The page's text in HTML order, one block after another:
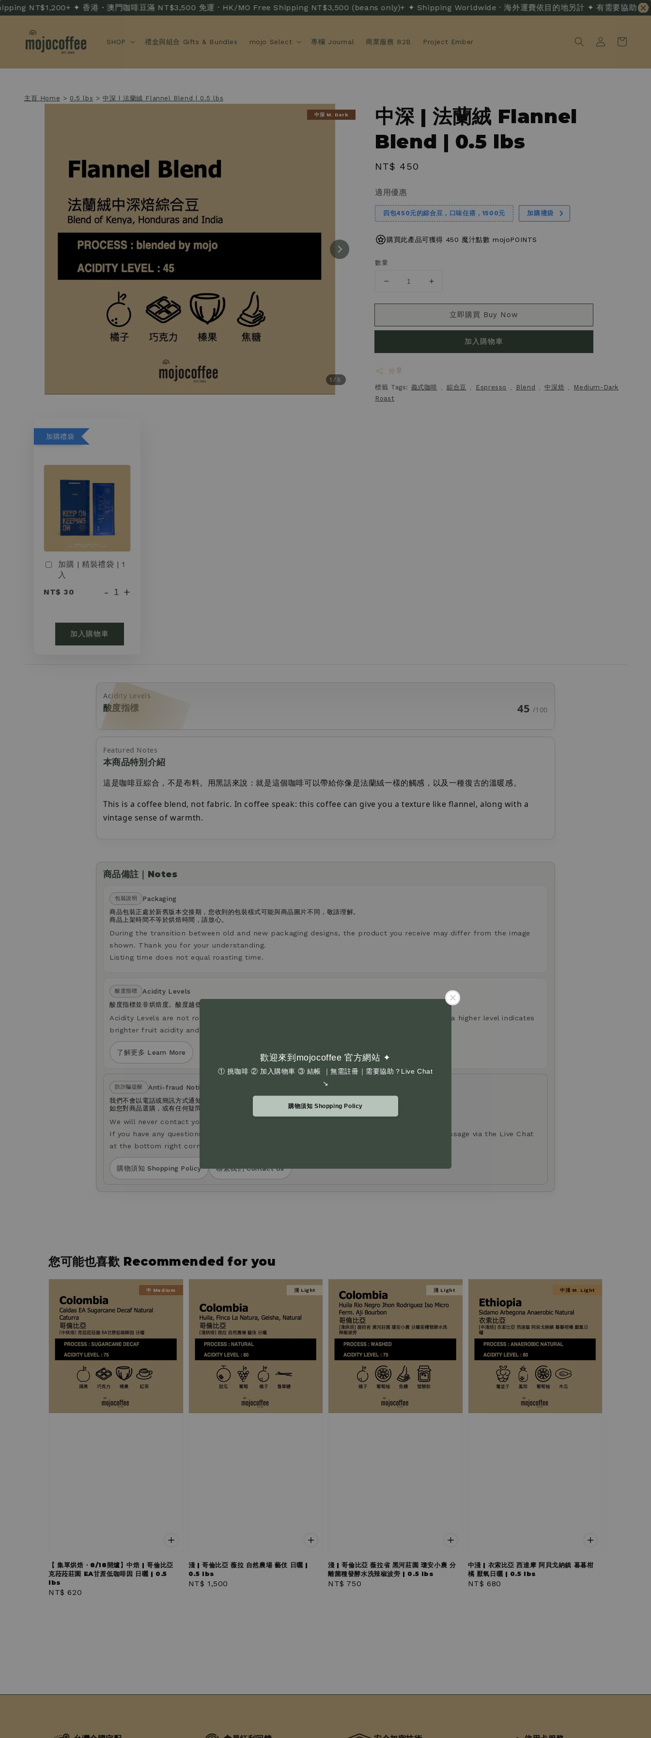
NT$1,200+ ✦ 香港・澳門咖啡豆滿 NT$3,500 免運 · HK/MO Free Shipping NT$3,500 (beans only)+ ✦ Shipping Worldwide · 海外運費依目的地另計 ✦ 有需要協助？ ·
歡迎來到mojocoffee 官方網站 ✦
① 挑咖啡 ② 加入購物車 ③ 結帳 ｜無需註冊｜需要協助？Live Chat
↘
購物須知 Shopping Policy
SHOP 禮盒與組合 Gifts & Bundles mojo Select 專欄 Journal 商業服務 B2B Project Ember
主頁 Home > 0.5 lbs >中深 | 法蘭絨 Flannel Blend | 0.5 lbs
1/5
中深 M. Dark
中深 | 法蘭絨 Flannel
Blend | 0.5 lbs
Regular
NT$ 450
適用優惠
四包450元的綜合豆，口味任搭，1500元 加購禮袋
購買此產品可獲得 450 魔汁點數 mojoPOINTS
數量
立即購買 Buy Now
加入購物車
分享
標籤 Tags: 義式咖啡 、綜合豆 、 Espresso 、 Blend 、中深焙 、
Medium-Dark
Roast
加購禮袋
加購 | 精裝禮袋 | 1
入
NT$ 30
- +
加入購物車
Acidity Levels
酸度指標 45 /100
Featured Notes
本商品特別介紹
這是咖啡豆綜合，不是布料。用黑話來說：就是這個咖啡可以帶給你像是法蘭絨一樣的觸感，以及一種復古的溫暖感。
This is a coffee blend, not fabric. In coffee speak: this coffee can give you a texture like flannel, along with a
vintage sense of warmth.
商品備註｜Notes
包裝說明
Packaging
商品包裝正處於新舊版本交接期，您收到的包裝樣式可能與商品圖片不同，敬請理解。
商品上架時間不等於烘焙時間，請放心。
During the transition between old and new packaging designs, the product you receive may differ from the image
shown. Thank you for your understanding.
Listing time does not equal roasting time.
酸度指標
Acidity Levels
酸度指標並非烘焙度。酸度越低，口感越沈穩厚實且不酸；酸度越高，果酸感更明顯、風味更清爽。
Acidity Levels are not roast levels. A lower acidity level indicates a heavier, less acidic taste; a higher level indicates
brighter fruit acidity and a lighter taste.
了解更多 Learn More
防詐騙提醒
Anti-fraud Notice
我們不會以電話或簡訊方式通知您變更付款方式。
如您對商品選購，或有任何疑問，歡迎透過官網右下角 Live Chat 留言與我們聯繫。
We will never contact you by phone or SMS to request changes to your payment method.
If you have any questions about product selection or need assistance, please leave us a message via the Live Chat
at the bottom right corner of our website.
購物須知 Shopping Policy 聯繫我們 Contact Us
您可能也喜歡 Recommended for you
中 Medium
【 集單烘焙・8/18開爐】中焙 | 哥倫比亞
克菈菈莊園 EA甘蔗低咖啡因 日曬 | 0.5
lbs
Regular
NT$ 620
淺 Light
淺 | 哥倫比亞 薇拉 自然農場 藝伎 日曬 |
0.5 lbs
Regular
NT$ 1,500
淺 Light
淺 | 哥倫比亞 薇拉省 黑河莊園 瓊安小農 分
離菌種發酵水洗辣椒波旁 | 0.5 lbs
Regular
NT$ 750
中淺 M. Light
中淺 | 衣索比亞 西達摩 阿貝戈納鎮 暮暮柑
橘 厭氧日曬 | 0.5 lbs
Regular
NT$ 680